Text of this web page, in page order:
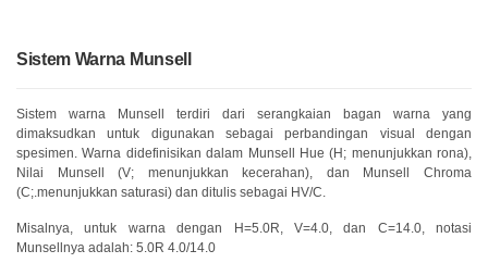
Sistem Warna Munsell
Sistem warna Munsell terdiri dari serangkaian bagan warna yang
dimaksudkan untuk digunakan sebagai perbandingan visual dengan
spesimen. Warna didefinisikan dalam Munsell Hue (H; menunjukkan rona),
Nilai Munsell (V; menunjukkan kecerahan), dan Munsell Chroma
(C;.menunjukkan saturasi) dan ditulis sebagai HV/C.
Misalnya, untuk warna dengan H=5.0R, V=4.0, dan C=14.0, notasi
Munsellnya adalah: 5.0R 4.0/14.0